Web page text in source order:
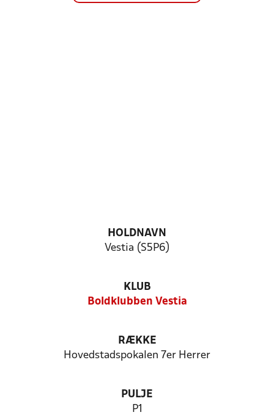
HOLDNAVN
Vestia (S5P6)
KLUB
Boldklubben Vestia
RÆKKE
Hovedstadspokalen 7er Herrer
PULJE
P1